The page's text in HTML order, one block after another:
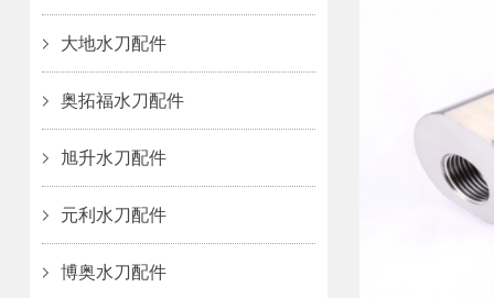
大地水刀配件
奥拓福水刀配件
旭升水刀配件
元利水刀配件
博奥水刀配件